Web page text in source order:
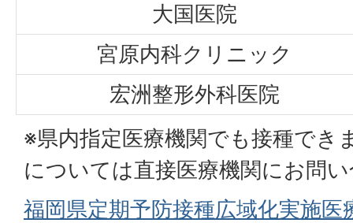
大国医院
宮原内科クリニック
宏洲整形外科医院
※県内指定医療機関でも接種でき
については直接医療機関にお問
福岡県定期予防接種広域化実施医